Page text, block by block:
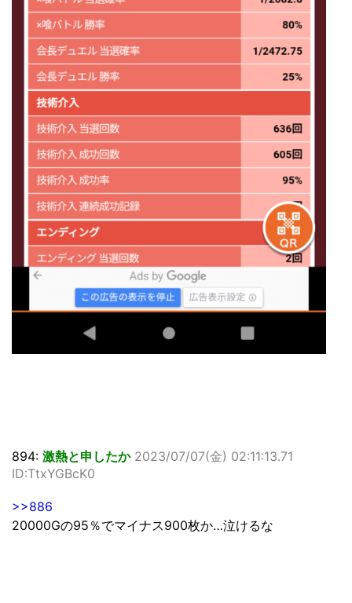
894: 激熱と申したか 2023/07/07(金) 02:11:13.71
ID:TtxYGBcK0
>>886
20000Gの95％でマイナス900枚か…泣けるな